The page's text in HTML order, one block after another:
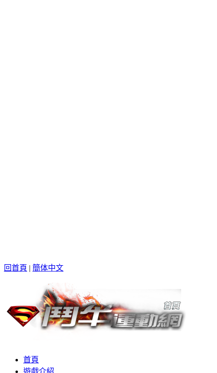
回首頁 | 簡体中文
首頁
遊戲介紹